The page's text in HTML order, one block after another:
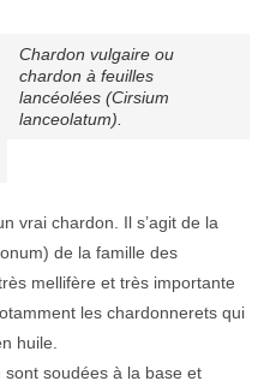
Chardon vulgaire ou
chardon à feuilles
lancéolées (Cirsium
lanceolatum).
vrai chardon. Il s’agit de la
de la famille des
mellifère et très importante
les chardonnerets qui
huile.
soudées à la base et